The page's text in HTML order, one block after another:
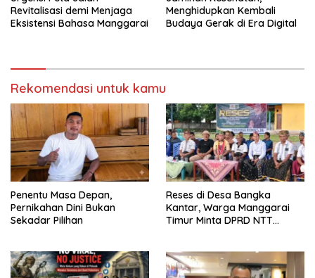
Revitalisasi demi Menjaga
Eksistensi Bahasa Manggarai
Menghidupkan Kembali
Budaya Gerak di Era Digital
Rekomendasi untuk kamu
Penentu Masa Depan,
Pernikahan Dini Bukan
Sekadar Pilihan
Reses di Desa Bangka
Kantar, Warga Manggarai
Timur Minta DPRD NTT
Bersubsidi Bagi Penunggak
Pajak